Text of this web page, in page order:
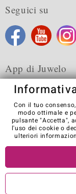
Seguici su
App di Juwelo
Condizioni generali
Note legali
© Juwelo
Con il tuo
modo ottimale e
pulsante "Accetta",
l'uso dei cookie o
ulteriori